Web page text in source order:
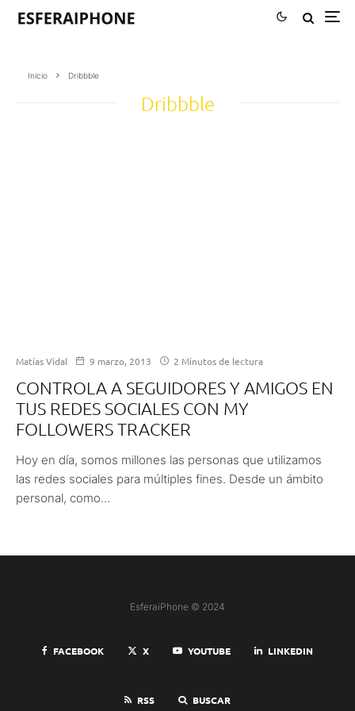
Inicio Dribbble
Dribbble
Matías Vidal 9 marzo, 2013 2 Minutos de lectura
CONTROLA A SEGUIDORES Y AMIGOS EN
TUS REDES SOCIALES CON MY
FOLLOWERS TRACKER
Hoy en día, somos millones las personas que utilizamos
las redes sociales para múltiples fines. Desde un ámbito
personal, como...
EsferaiPhone © 2024
FACEBOOK X YOUTUBE LINKEDIN
RSS BUSCAR